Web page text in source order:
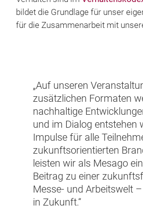
bildet die Grundlage für unser
für die Zusammenarbeit mit
„Auf unseren
zusätzlichen Formaten
nachhaltige
und im Dialog entstehen
Impulse für alle
zukunftsorientierten
leisten wir als Mesago
Beitrag zu einer
Messe- und Arbeitswelt
in Zukunft.“